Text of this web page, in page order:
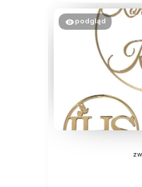
podgląd